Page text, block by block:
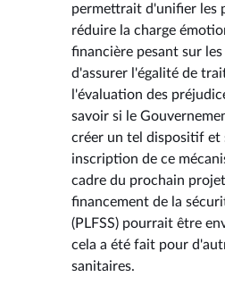
permettrait d'unifier les
réduire la charge
financière pesant sur
d'assurer l'égalité de
l'évaluation des
savoir si le
créer un tel dispositif et
inscription de ce
cadre du prochain
financement de la
(PLFSS) pourrait être
cela a été fait pour
sanitaires.